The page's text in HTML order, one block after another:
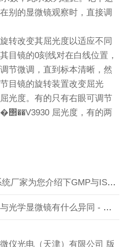
别的显微镜观察时，直接调
转改变其屈光度以适应不同
目镜的0刻线对在白线位置，
节微调，直到标本清晰，然
目镜的旋转装置改变屈光
光度。有的只有右眼可调节
屈光度，有的两
您介绍下GMP与ISO9000有何区别？
显微镜有什么异同 - 分析行业新闻
仪光电（天津）有限公司 版